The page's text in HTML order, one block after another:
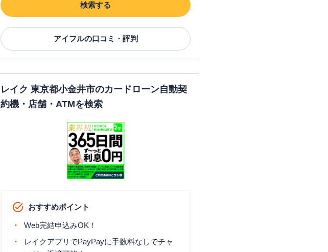
検索する
アイフルの口コミ・評判
レイク 東京都小金井市のカードローン自動契
約機・店舗・ATMを検索
おすすめポイント
Web完結申込みOK！
レイクアプリでPayPayに手数料なしでチャ